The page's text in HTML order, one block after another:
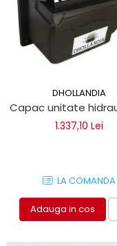
DHOLLANDIA
Capac unitate
1.337,10 Lei
LA COMANDA
Adauga in cos